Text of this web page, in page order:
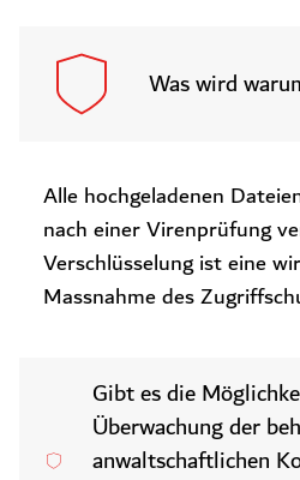
Was wird
Alle hochgeladenen
nach einer Virenprüfung
Verschlüsselung ist eine
Massnahme des
Gibt es die
Überwachung der
anwaltschaftlichen